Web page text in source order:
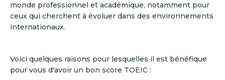
monde professionnel et académique, notamment pour
ceux qui cherchent à évoluer dans des environnements
internationaux.
Voici quelques raisons pour lesquelles il est bénéfique
pour vous d'avoir un bon score TOEIC :